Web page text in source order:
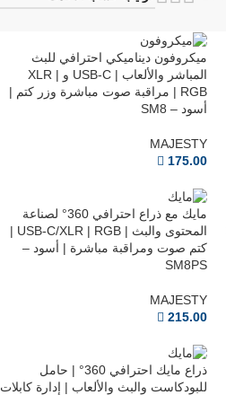
ميكروفون ديناميكي احترافي للبث
المباشر والألعاب | USB-C و XLR |
RGB | مراقبة صوت مباشرة وزر كتم |
أسود – SM8
MAJESTY
175.00
مايك مع ذراع احترافي 360° لصناعة
المحتوى والبث | USB-C/XLR | RGB |
كتم صوت ومراقبة مباشرة | أسود –
SM8PS
MAJESTY
215.00
ذراع مايك احترافي 360° | حامل
للبودكاست والبث والألعاب | إدارة كابلات